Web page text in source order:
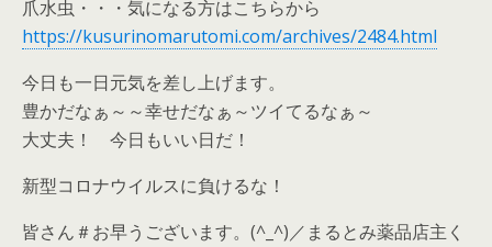
爪水虫・・・気になる方はこちらから
https://kusurinomarutomi.com/archives/2484.html
今日も一日元気を差し上げます。
豊かだなぁ～～幸せだなぁ～ツイてるなぁ～
大丈夫！ 今日もいい日だ！
新型コロナウイルスに負けるな！
皆さん＃お早うございます。(^_^)／まるとみ薬品店主く